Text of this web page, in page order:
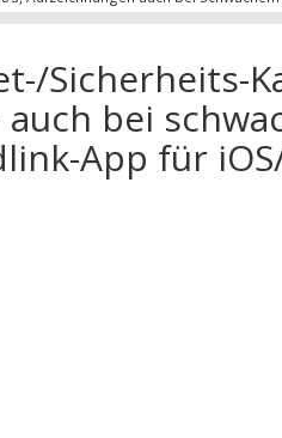
Sicherheits-
bei
App für